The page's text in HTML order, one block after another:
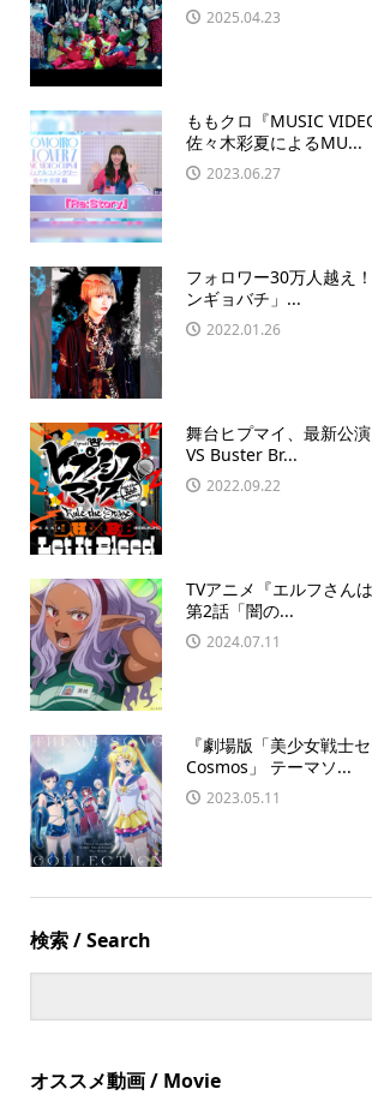
2025.04.23
ももクロ『MUSIC
佐々木彩夏によるMU...
2023.06.27
フォロワー30万人越え
ンギョバチ」...
2022.01.26
舞台ヒプマイ、最新公
VS Buster Br...
2022.09.22
TVアニメ『エルフさん
第2話「闇の...
2024.07.11
『劇場版「美少女戦士
Cosmos」 テーマソ...
2023.05.11
検索 / Search
オススメ動画 / Movie